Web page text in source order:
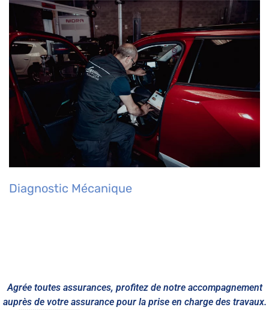
Diagnostic Mécanique
Agrée toutes assurances, profitez de notre accompagnement
auprès de votre assurance pour la prise en charge des travaux.